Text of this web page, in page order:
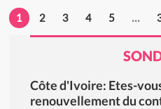
1 2 3 4 5 ...
Côte d'Ivoire: Etes-
renouvellement du